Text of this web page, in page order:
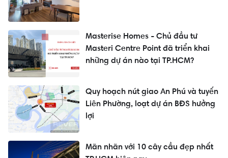
Masterise Homes - Chủ đầu tư
Masteri Centre Point đã triển khai
những dự án nào tại TP.HCM?
Quy hoạch nút giao An Phú và tuyến
Liên Phường, loạt dự án BĐS hưởng
lợi
Mãn nhãn với 10 cây cầu đẹp nhất